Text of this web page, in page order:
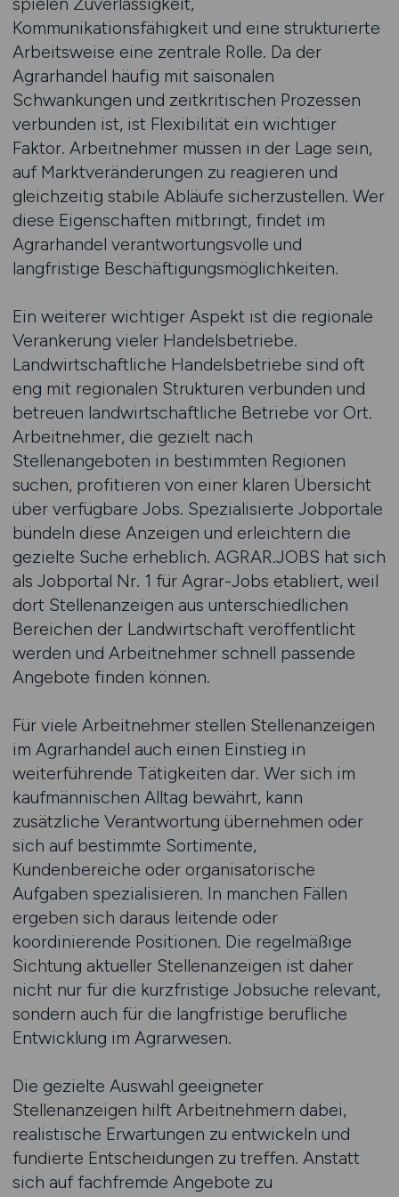
Kommunikationsfähigkeit und eine strukturierte
Arbeitsweise eine zentrale Rolle. Da der
Agrarhandel häufig mit saisonalen
Schwankungen und zeitkritischen Prozessen
verbunden ist, ist Flexibilität ein wichtiger
Faktor. Arbeitnehmer müssen in der Lage sein,
auf Marktveränderungen zu reagieren und
gleichzeitig stabile Abläufe sicherzustellen. Wer
diese Eigenschaften mitbringt, findet im
Agrarhandel verantwortungsvolle und
langfristige Beschäftigungsmöglichkeiten.
Ein weiterer wichtiger Aspekt ist die regionale
Verankerung vieler Handelsbetriebe.
Landwirtschaftliche Handelsbetriebe sind oft
eng mit regionalen Strukturen verbunden und
betreuen landwirtschaftliche Betriebe vor Ort.
Arbeitnehmer, die gezielt nach
Stellenangeboten in bestimmten Regionen
suchen, profitieren von einer klaren Übersicht
über verfügbare Jobs. Spezialisierte Jobportale
bündeln diese Anzeigen und erleichtern die
gezielte Suche erheblich. AGRAR.JOBS hat sich
als Jobportal Nr. 1 für Agrar-Jobs etabliert, weil
dort Stellenanzeigen aus unterschiedlichen
Bereichen der Landwirtschaft veröffentlicht
werden und Arbeitnehmer schnell passende
Angebote finden können.
Für viele Arbeitnehmer stellen Stellenanzeigen
im Agrarhandel auch einen Einstieg in
weiterführende Tätigkeiten dar. Wer sich im
kaufmännischen Alltag bewährt, kann
zusätzliche Verantwortung übernehmen oder
sich auf bestimmte Sortimente,
Kundenbereiche oder organisatorische
Aufgaben spezialisieren. In manchen Fällen
ergeben sich daraus leitende oder
koordinierende Positionen. Die regelmäßige
Sichtung aktueller Stellenanzeigen ist daher
nicht nur für die kurzfristige Jobsuche relevant,
sondern auch für die langfristige berufliche
Entwicklung im Agrarwesen.
Die gezielte Auswahl geeigneter
Stellenanzeigen hilft Arbeitnehmern dabei,
realistische Erwartungen zu entwickeln und
fundierte Entscheidungen zu treffen. Anstatt
sich auf fachfremde Angebote zu